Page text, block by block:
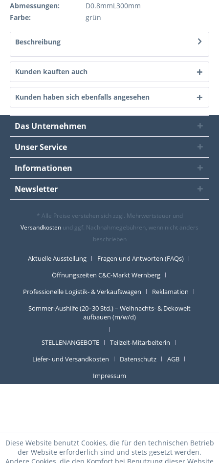
Abmessungen:
D0.8mmL300mm
Farbe:
grün
Beschreibung
Kunden kauften auch
Kunden haben sich ebenfalls angesehen
Das Unternehmen
Unser Service
Informationen
Newsletter
* Alle Preise verstehen sich zzgl. Mehrwertsteuer und
Versandkosten und ggf. Nachnahmegebühren, wenn nicht anders
beschrieben
Aktuelle Ausstellung
Fragen und Antworten (FAQs)
Öffnungszeiten C&C-Markt Wernberg
Professionelle Logistik- & Verkaufswagen
Reklamation
Sommer-Aushilfe (20–30 Std.) – Weihnachts- & Dekowelt
aufbauen (m/w/d)
STELLENANGEBOTE
Teilzeit-Mitarbeiterin
Liefer- und Versandkosten
Datenschutz
AGB
Impressum
Diese Website benutzt Cookies, die für den technischen Betrieb
der Website erforderlich sind und stets gesetzt werden.